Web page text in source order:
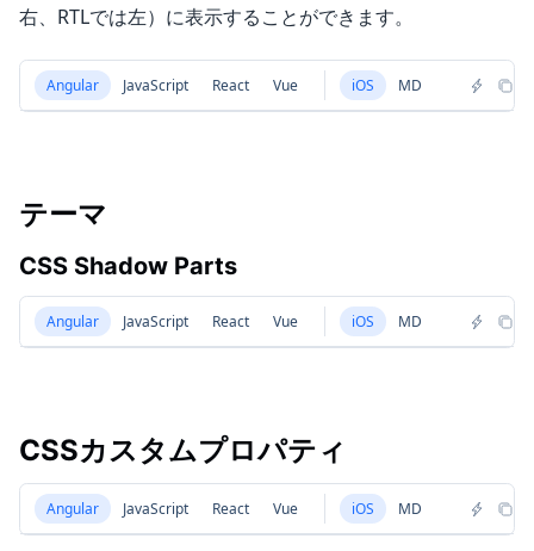
右、RTLでは左）に表示することができます。
Angular JavaScript React Vue iOS MD
テーマ
CSS Shadow Parts
Angular JavaScript React Vue iOS MD
CSSカスタムプロパティ
Angular JavaScript React Vue iOS MD